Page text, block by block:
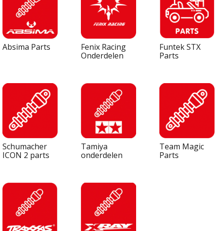
Absima Parts
Fenix Racing
Onderdelen
Funtek STX
Parts
Schumacher
ICON 2 parts
Tamiya
onderdelen
Team Magic
Parts